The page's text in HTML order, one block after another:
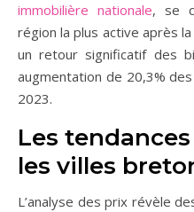
immobilière nationale, se
région la plus active après
un retour significatif des
augmentation de 20,3%
2023.
Les
les villes
L’analyse des prix révèle